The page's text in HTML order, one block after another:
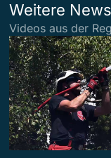
Weitere News
Videos aus der